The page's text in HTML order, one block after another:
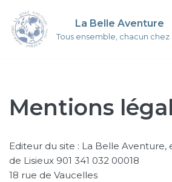
Aller
au
La Belle Aventure
Tous ensemble, chacun chez
Mentions
Editeur du site : La Belle Aventure,
de Lisieux 901 341 032 00018
18 rue de Vaucelles